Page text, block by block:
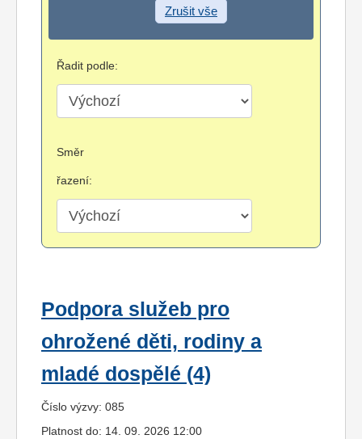
Zrušit vše
Řadit podle:
Směr
řazení:
Podpora služeb pro
ohrožené děti, rodiny a
mladé dospělé (4)
Číslo výzvy: 085
Platnost do: 14. 09. 2026 12:00